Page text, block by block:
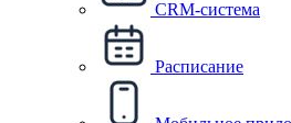
CRM-система
Расписание